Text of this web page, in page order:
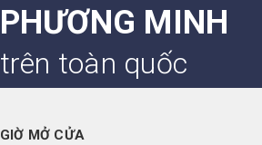
PHƯƠNG MINH
trên toàn quốc
GIỜ MỞ CỬA